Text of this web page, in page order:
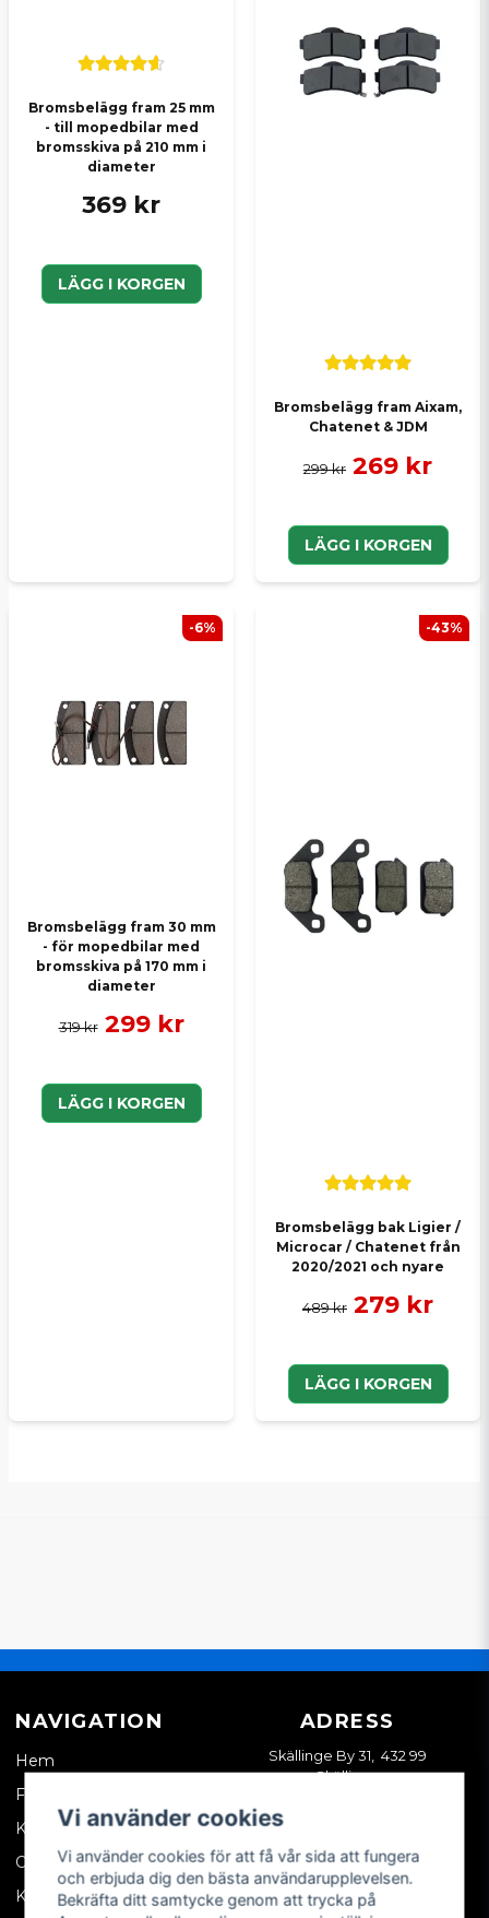
Bromsbelägg fram 25 mm
- till mopedbilar med
bromsskiva på 210 mm i
diameter
369 kr
LÄGG I KORGEN
Bromsbelägg fram Aixam,
Chatenet & JDM
299 kr 269 kr
LÄGG I KORGEN
Bromsbelägg fram 30 mm
- för mopedbilar med
bromsskiva på 170 mm i
diameter
319 kr 299 kr
LÄGG I KORGEN
-6%
Bromsbelägg bak Ligier /
Microcar / Chatenet från
2020/2021 och nyare
489 kr 279 kr
LÄGG I KORGEN
-43%
NAVIGATION
Hem
Företagskund
Kontakta oss
Om oss
Köpvillkor
ADRESS
Skällinge By 31, 432 99
Skällinge
Vi använder cookies
Vi använder cookies för att få vår sida att fungera
och erbjuda dig den bästa användarupplevelsen.
Bekräfta ditt samtycke genom att trycka på